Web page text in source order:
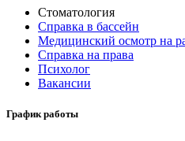
Стоматология
Справка в бассейн
Медицинский осмотр на
Справка на права
Психолог
Вакансии
График работы